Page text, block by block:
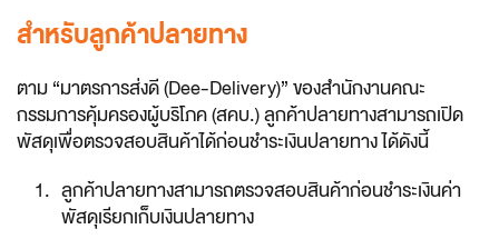
สำหรับลูกค้าปลายทาง
ตาม “มาตรการส่งดี (Dee-Delivery)” ของสำนักงานคณะ
กรรมการคุ้มครองผู้บริโภค (สคบ.) ลูกค้าปลายทางสามารถเปิด
พัสดุเพื่อตรวจสอบสินค้าได้ก่อนชำระเงินปลายทาง ได้ดังนี้
ลูกค้าปลายทางสามารถตรวจสอบสินค้าก่อนชำระเงินค่า
พัสดุเรียกเก็บเงินปลายทาง